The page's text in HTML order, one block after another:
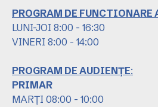
PROGRAM DE
LUNI-JOI 8:00 - 16:30
VINERI 8:00 - 14:00
PROGRAM DE AUDIENȚE:
PRIMAR
MARȚI 08:00 - 10:00